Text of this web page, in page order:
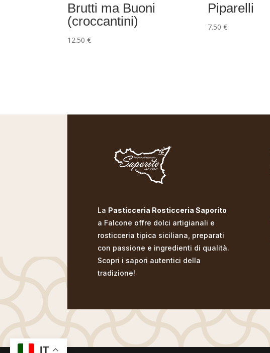
Brutti ma Buoni
(croccantini)
12.50€
Piparelli
7.50€
La Pasticceria Rosticceria Saporito
a Falcone offre dolci artigianali e
rosticceria tipica siciliana, preparati
con passione e ingredienti di qualità.
Scopri i sapori autentici della
tradizione!
IT